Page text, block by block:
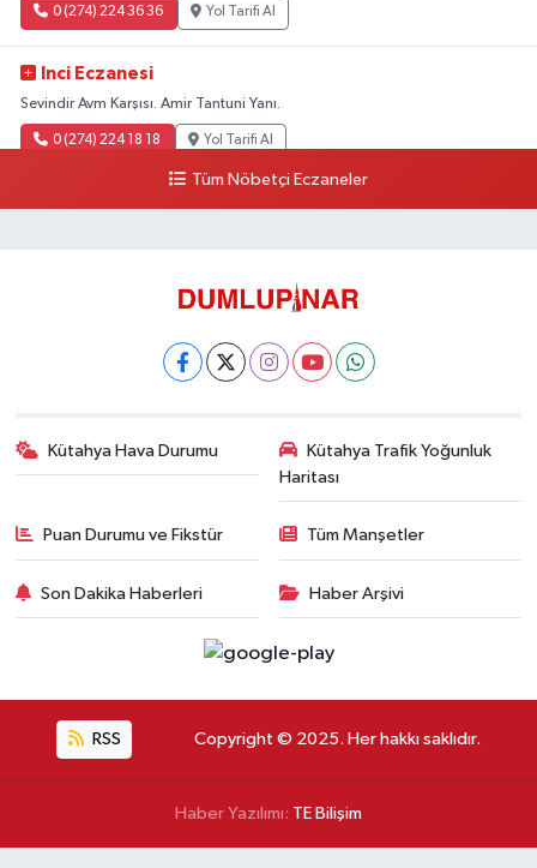
0 (274) 224 36 36 Yol Tarifi Al
Inci Eczanesi
Sevindir Avm Karşısı. Amir Tantuni Yanı.
0 (274) 224 18 18 Yol Tarifi Al
Tüm Nöbetçi Eczaneler
Kütahya Hava Durumu
Kütahya Trafik Yoğunluk
Haritası
Puan Durumu ve Fikstür Tüm Manşetler
Son Dakika Haberleri Haber Arşivi
RSS Copyright © 2025. Her hakkı saklıdır.
Haber Yazılımı: TE Bilişim